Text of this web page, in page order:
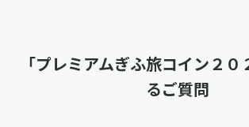
「プレミアムぎふ旅コイン２
るご質問